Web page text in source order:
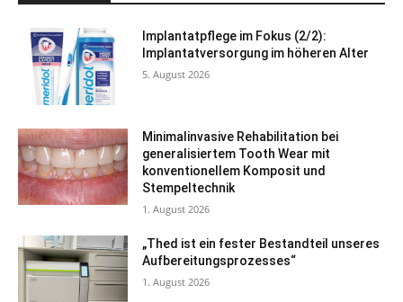
Implantatpflege im Fokus (2/2):
Implantatversorgung im höheren Alter
5. August 2026
Minimalinvasive Rehabilitation bei
generalisiertem Tooth Wear mit
konventionellem Komposit und
Stempeltechnik
1. August 2026
„Thed ist ein fester Bestandteil unseres
Aufbereitungsprozesses“
1. August 2026